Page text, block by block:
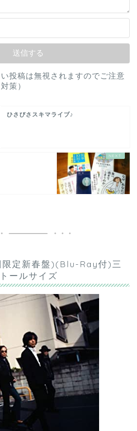
投稿は無視されますのでご注意
策）
ひさびさスキマライブ♪
定新春盤)(Blu-Ray付)三
ールサイズ